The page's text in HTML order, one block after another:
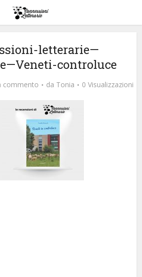
letterarie—
controluce
commento da Tonia 0 Visualizzazioni